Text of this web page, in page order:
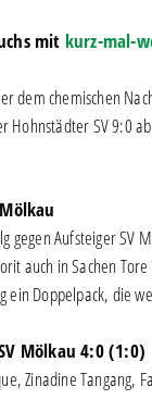
mit kurz-mal-
dem chemischen
SV 9:0
gegen Aufsteiger SV
auch in Sachen
ein Doppelpack, die
Mölkau 4:0 (1:0)
Zinadine Tangang,